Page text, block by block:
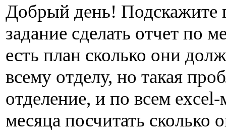
Добрый день! Подскажите
задание сделать отчет по
есть план сколько они
всему отделу, но такая
отделение, и по всем
месяца посчитать сколько